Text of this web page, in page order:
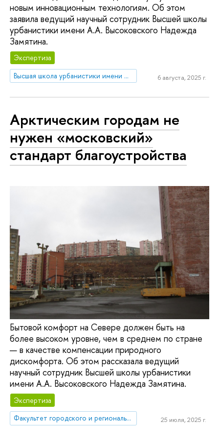
новым инновационным технологиям. Об этом
заявила ведущий научный сотрудник Высшей школы
урбанистики имени А.А. Высоковского Надежда
Замятина.
Экспертиза
Высшая школа урбанистики имени А.А. Высоковского
6 августа, 2025 г.
Арктическим городам не
нужен «московский»
стандарт благоустройства
Бытовой комфорт на Севере должен быть на
более высоком уровне, чем в среднем по стране
— в качестве компенсации природного
дискомфорта. Об этом рассказала ведущий
научный сотрудник Высшей школы урбанистики
имени А.А. Высоковского Надежда Замятина.
Экспертиза
Факультет городского и регионального развития
25 июля, 2025 г.